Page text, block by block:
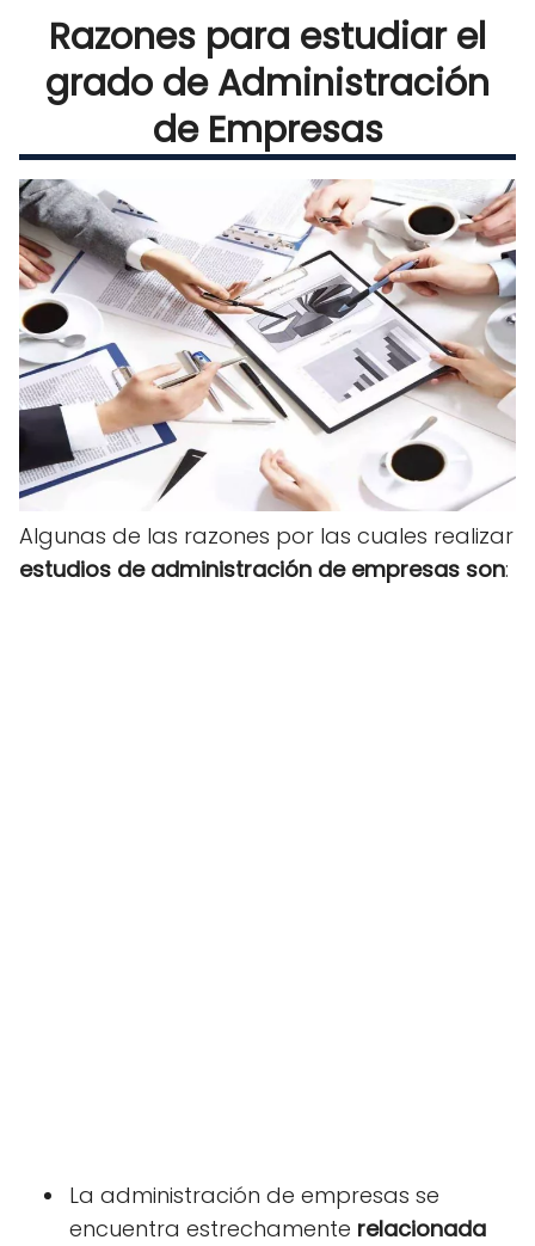
Razones para estudiar el
grado de Administración
de Empresas
Algunas de las razones por las cuales realizar
estudios de administración de empresas son:
La administración de empresas se
encuentra estrechamente relacionada